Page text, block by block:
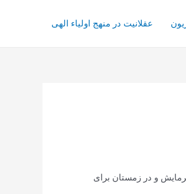
عقلانیت در منهج اولیاء الهی
رطوبت و سرمایش و در زمستان برای